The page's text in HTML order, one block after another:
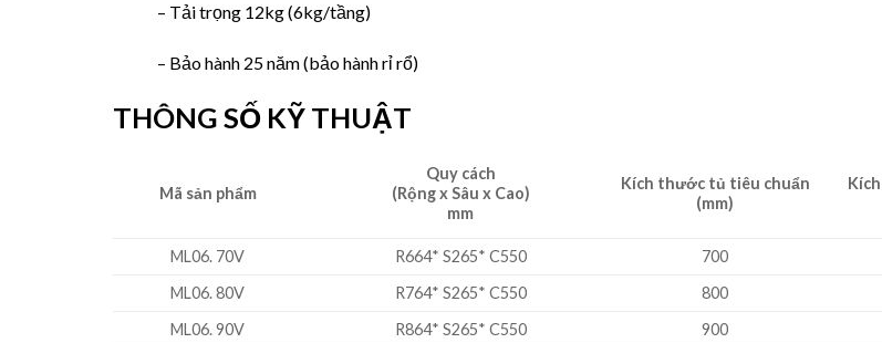
– Tải trọng 12kg (6kg/tầng)
– Bảo hành 25 năm (bảo hành rỉ rổ)
THÔNG SỐ KỸ THUẬT
Mã sản phẩm
Quy cách
(Rộng x Sâu x Cao)
mm
Kích thước tủ tiêu chuẩn
(mm)
ML06. 70V R664* S265* C550 700
ML06. 80V
R764* S265* C550 800
ML06. 90V
R864* S265* C550 900